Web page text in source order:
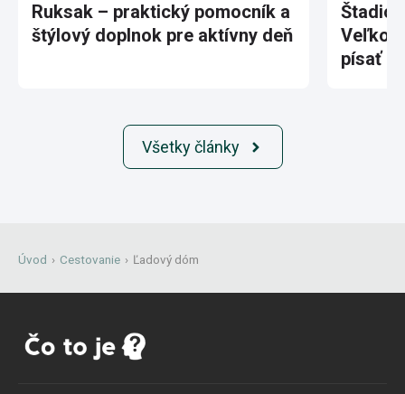
Ruksak – praktický pomocník a
štýlový doplnok pre aktívny deň
písať
Všetky články
Úvod › Cestovanie › Ľadový dóm